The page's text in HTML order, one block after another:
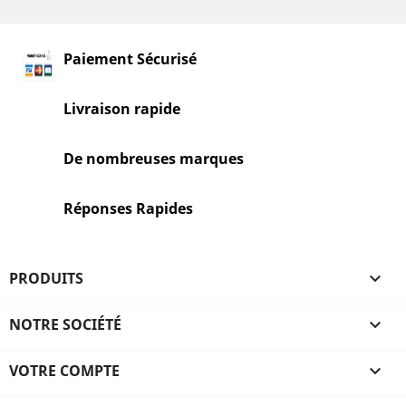
Paiement Sécurisé
Livraison rapide
De nombreuses marques
Réponses Rapides
PRODUITS 
NOTRE SOCIÉTÉ 
VOTRE COMPTE 